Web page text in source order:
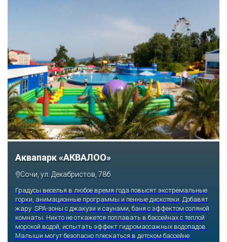
Тематический парк развлечений «Сочи
Парк»
Сочи, Олимпийский проспект, 21
Оказавшись здесь, словно попадаешь в сказку: встречаешь
любимых героев русского фольклора, получаешь возможность
сколько душе угодно кататься на аттракционах европейского
уровня. Гости участвуют в увлекательных квестах и творческих